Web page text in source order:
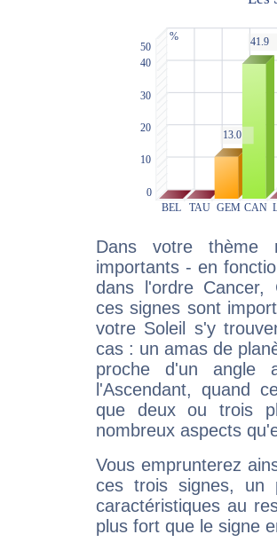
Dans votre thème
importants - en
dans l'ordre Cancer,
ces signes sont
votre Soleil s'y
cas : un amas de
proche d'un
l'Ascendant, quand
que deux ou trois
nombreux aspects
Vous emprunterez
ces trois signes, un
caractéristiques au
plus fort que le signe